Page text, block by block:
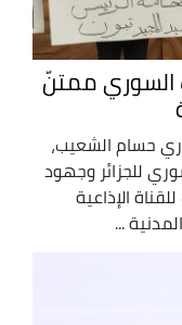
ممتنّ
حسام الشعيب،
للجزائر وجهود
الإذاعية
...